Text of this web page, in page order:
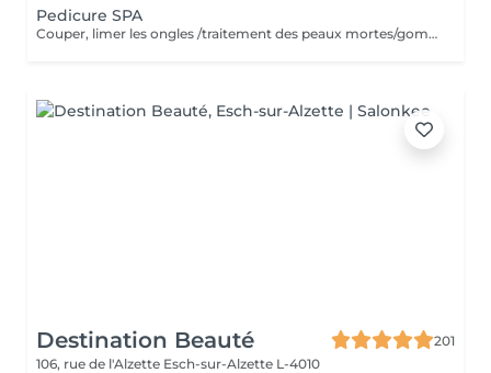
Pedicure SPA
Couper, limer les ongles /traitement des peaux mortes/gommage/masque/modelage/vernis transparent
Destination Beauté
201
106, rue de l'Alzette Esch-sur-Alzette L-4010